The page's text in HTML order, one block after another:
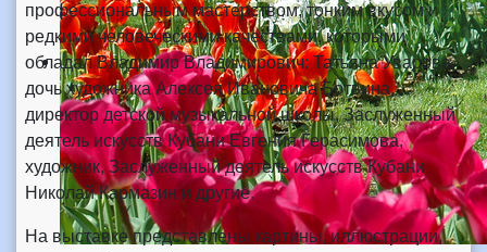
профессиональным мастерством, тонким вкусом и
редкими человеческими качествами, которыми
обладал Владимир Владимирович: Татьяна Уварова,
дочь художника Алексея Ивановича Ботвина,
директор детской музыкальной школы, Заслуженный
деятель искусств Кубани Евгения Герасимова,
художник, Заслуженный деятель искусств Кубани
Николай Кармазин и другие.
На выставке представлены картины, иллюстрации,